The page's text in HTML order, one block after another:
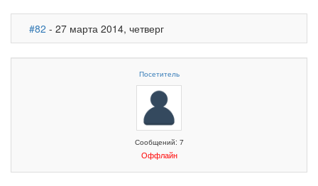
#82 - 27 марта 2014, четверг
Посетитель
Сообщений: 7
Оффлайн